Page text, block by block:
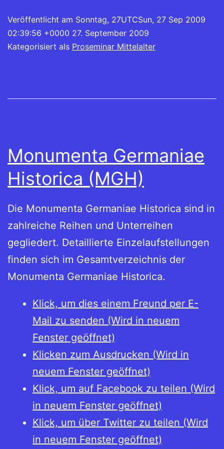
Veröffentlicht am Sonntag, 27UTCSun, 27 Sep 2009
02:39:56 +0000 27. September 2009
Kategorisiert als Proseminar Mittelalter
Monumenta Germaniae
Historica (MGH)
Die Monumenta Germaniae Historica sind in
zahlreiche Reihen und Unterreihen
gegliedert. Detaillierte Einzelaufstellungen
finden sich im Gesamtverzeichnis der
Monumenta Germaniae Historica.
Klick, um dies einem Freund per E-
Mail zu senden (Wird in neuem
Fenster geöffnet)
Klicken zum Ausdrucken (Wird in
neuem Fenster geöffnet)
Klick, um auf Facebook zu teilen (Wird
in neuem Fenster geöffnet)
Klick, um über Twitter zu teilen (Wird
in neuem Fenster geöffnet)